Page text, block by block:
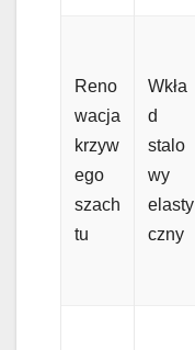
Reno
wacja
krzyw
ego
szach
tu
Wkła
d
stalo
wy
elasty
czny